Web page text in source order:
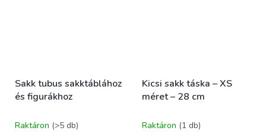
Sakk tubus sakktáblához
és figurákhoz
Raktáron (>5 db)
Kicsi sakk táska – XS
méret – 28 cm
Raktáron (1 db)